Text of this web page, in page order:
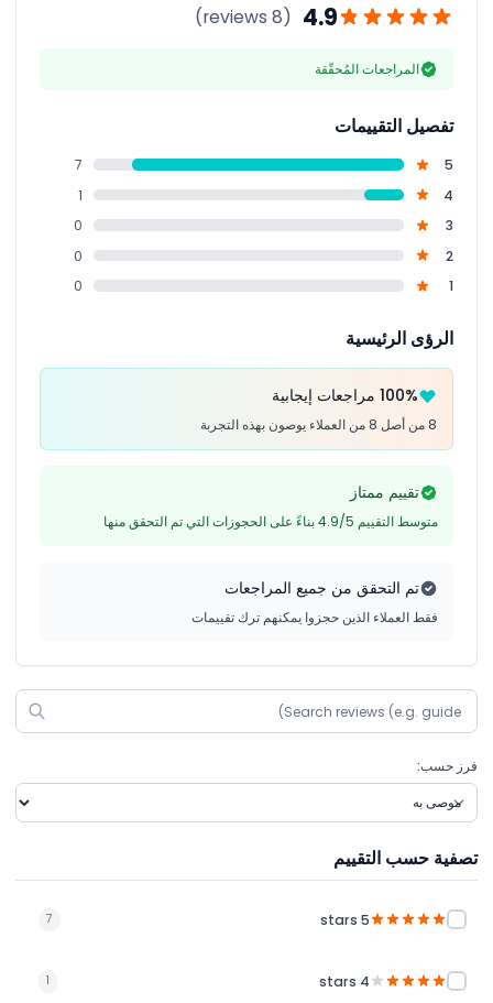
4.9
(8 reviews)
المراجعات المُحقّقة
تفصيل التقييمات
5
7
4
1
3
0
2
0
1
0
الرؤى الرئيسية
100% مراجعات إيجابية
8 من أصل 8 من العملاء يوصون بهذه التجربة
تقييم ممتاز
متوسط التقييم 4.9/5 بناءً على الحجوزات التي تم التحقق منها
تم التحقق من جميع المراجعات
فقط العملاء الذين حجزوا يمكنهم ترك تقييمات
فرز حسب:
تصفية حسب التقييم
5 stars
7
4 stars
1